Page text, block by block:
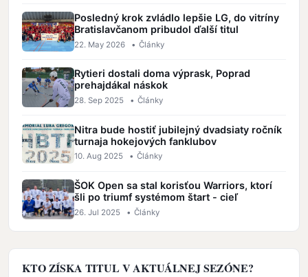
Posledný krok zvládlo lepšie LG, do vitríny
Bratislavčanom pribudol ďalší titul
22. May 2026 • Články
Rytieri dostali doma výprask, Poprad
prehajdákal náskok
28. Sep 2025 • Články
Nitra bude hostiť jubilejný dvadsiaty ročník
turnaja hokejových fanklubov
10. Aug 2025 • Články
ŠOK Open sa stal korisťou Warriors, ktorí
šli po triumf systémom štart - cieľ
26. Jul 2025 • Články
KTO ZÍSKA TITUL V AKTUÁLNEJ SEZÓNE?